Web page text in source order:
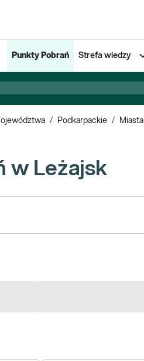
Punkty Pobrań Strefa wiedzy
/ Podkarpackie / Miasta
w Leżajsk